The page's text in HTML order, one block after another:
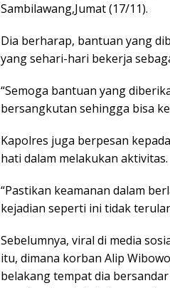
Sambilawang,Jumat (17/11).
Dia berharap, bantuan yang
yang sehari-hari bekerja
“Semoga bantuan yang
bersangkutan sehingga bisa
Kapolres juga berpesan
hati dalam melakukan aktivitas.
“Pastikan keamanan dalam
kejadian seperti ini tidak
Sebelumnya, viral di media
itu, dimana korban Alip
belakang tempat dia